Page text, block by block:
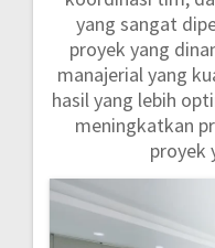
yang sangat
proyek yang
manajerial yang
hasil yang lebih
meningkatkan
proyek